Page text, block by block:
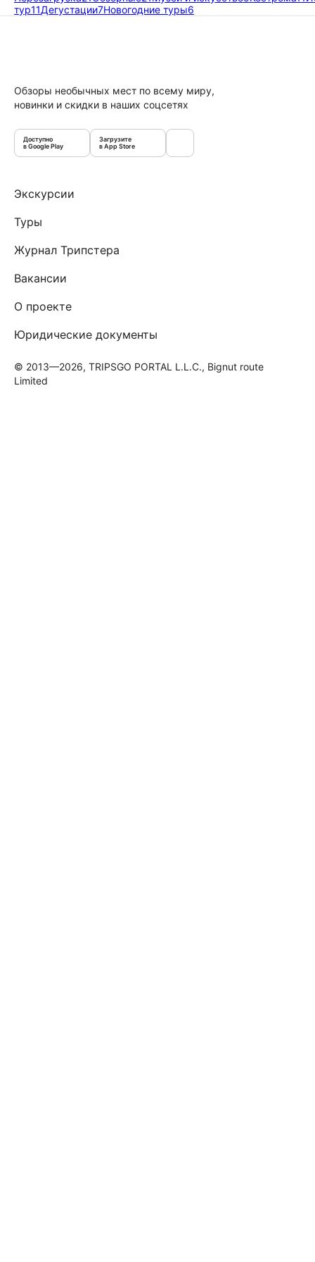
тур11Дегустации7Новогодние туры6
Обзоры необычных мест по всему миру,
новинки и скидки в наших соцсетях
Доступно
в Google Play
Загрузите
в App Store
Экскурсии
Туры
Журнал Трипстера
Вакансии
О проекте
Юридические документы
© 2013—2026, TRIPSGO PORTAL L.L.C., Bignut route
Limited